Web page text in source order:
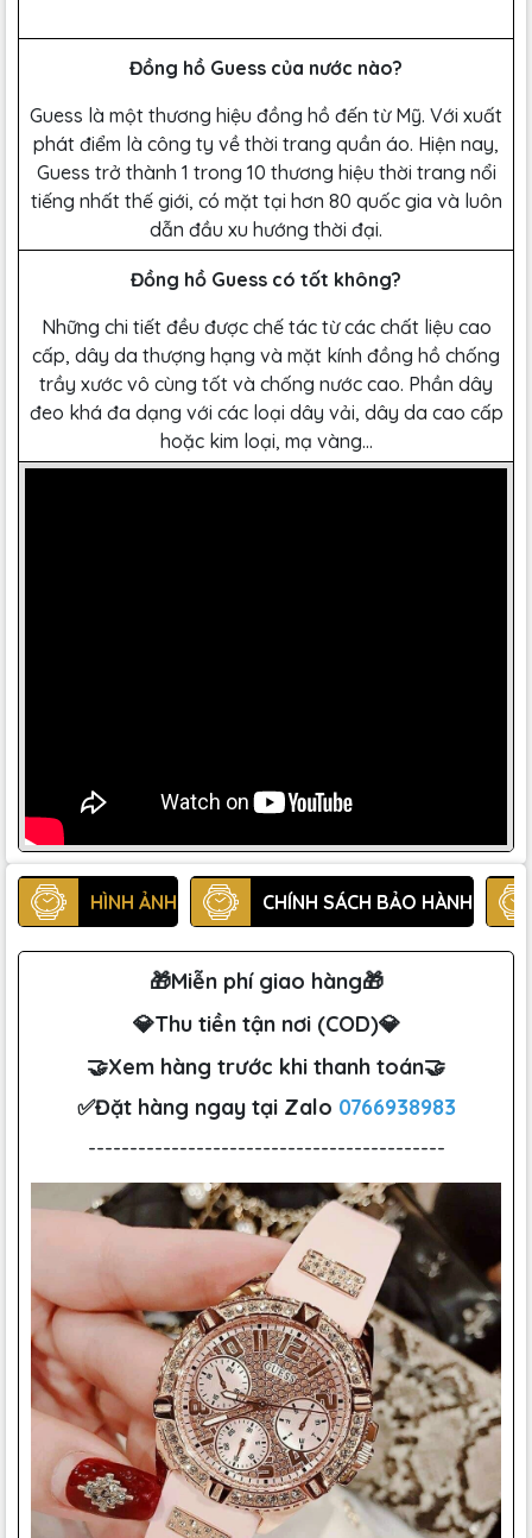
Đồng hồ Guess của nước nào?
Guess là một thương hiệu đồng hồ đến từ Mỹ. Với xuất
phát điểm là công ty về thời trang quần áo. Hiện nay,
Guess trở thành 1 trong 10 thương hiệu thời trang nổi
tiếng nhất thế giới, có mặt tại hơn 80 quốc gia và luôn
dẫn đầu xu hướng thời đại.
Đồng hồ Guess có tốt không?
Những chi tiết đều được chế tác từ các chất liệu cao
cấp, dây da thượng hạng và mặt kính đồng hồ chống
trầy xước vô cùng tốt và chống nước cao. Phần dây
đeo khá đa dạng với các loại dây vải, dây da cao cấp
hoặc kim loại, mạ vàng…
HÌNH ẢNH CHÍNH SÁCH BẢO HÀNH
🎁Miễn phí giao hàng🎁
💎Thu tiền tận nơi (COD)💎
🤝Xem hàng trước khi thanh toán🤝
✅Đặt hàng ngay tại Zalo 0766938983
-------------------------------------------